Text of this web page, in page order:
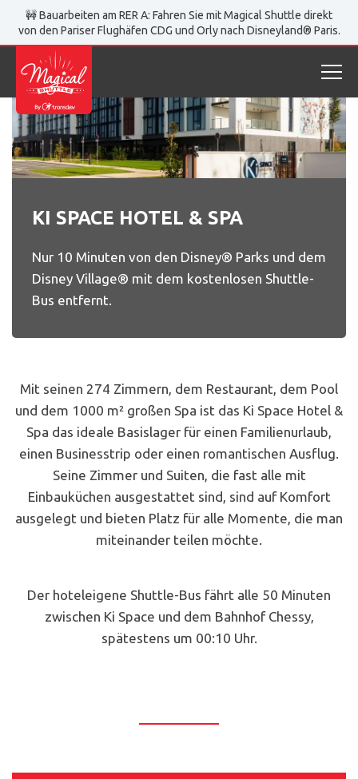
🚧 Bauarbeiten am RER A: Fahren Sie mit Magical Shuttle direkt
von den Pariser Flughäfen CDG und Orly nach Disneyland® Paris.
Magical Shuttle Partnerhotels Ki Space Hotel & Spa
KI SPACE HOTEL & SPA
Nur 10 Minuten von den Disney® Parks und dem
Disney Village® mit dem kostenlosen Shuttle-
Bus entfernt.
Mit seinen 274 Zimmern, dem Restaurant, dem Pool
und dem 1000 m² großen Spa ist das Ki Space Hotel &
Spa das ideale Basislager für einen Familienurlaub,
einen Businesstrip oder einen romantischen Ausflug.
Seine Zimmer und Suiten, die fast alle mit
Einbauküchen ausgestattet sind, sind auf Komfort
ausgelegt und bieten Platz für alle Momente, die man
miteinander teilen möchte.
Der hoteleigene Shuttle-Bus fährt alle 50 Minuten
zwischen Ki Space und dem Bahnhof Chessy,
spätestens um 00:10 Uhr.